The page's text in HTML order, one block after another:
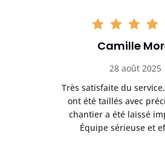
Camille
28 août 2025
Très satisfaite du
ont été taillés avec
chantier a été laissé
Équipe sérieuse et